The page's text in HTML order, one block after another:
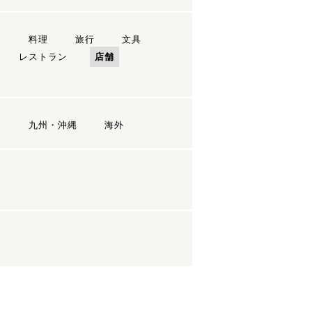
料理 旅行
文具
レストラン
店舗
九州・沖縄 海外